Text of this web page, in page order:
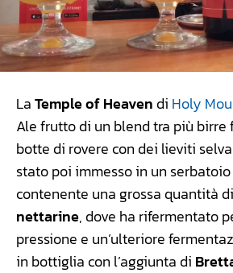
LaTemple of Heaven di Holy
Ale frutto di un blend tra più
botte di rovere con dei lieviti
stato poi immesso in un
contenente una grossa quantità di
nettarine, dove ha rifermentato
pressione e un’ulteriore
in bottiglia con l’aggiunta di